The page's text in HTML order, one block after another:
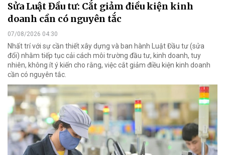
Sửa Luật Đầu tư: Cắt giảm điều kiện kinh
doanh cần có nguyên tắc
07/08/2026 04:30
Nhất trí với sự cần thiết xây dựng và ban hành Luật Đầu tư (sửa
đổi) nhằm tiếp tục cải cách môi trường đầu tư, kinh doanh, tuy
nhiên, không ít ý kiến cho rằng, việc cắt giảm điều kiện kinh doanh
cần có nguyên tắc.